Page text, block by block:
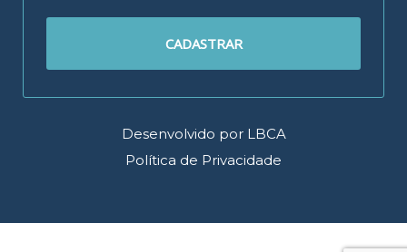
CADASTRAR
Desenvolvido por LBCA
Política de Privacidade